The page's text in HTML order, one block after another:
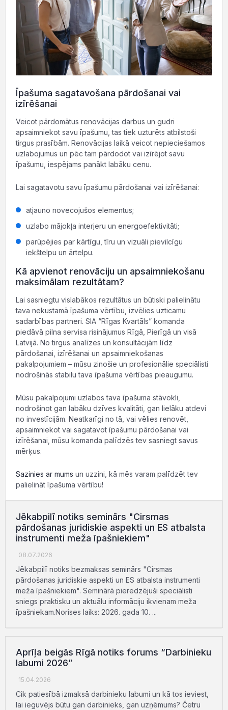
Īpašuma sagatavošana pārdošanai vai
izīrēšanai
Veicot pārdomātus renovācijas darbus un gudri
apsaimniekot savu īpašumu, tas tiek uzturēts atbilstoši
tirgus prasībām. Renovācijas laikā veicot nepieciešamos
uzlabojumus un pēc tam pārdodot vai izīrējot savu
īpašumu, iespējams panākt labāku cenu.
Lai sagatavotu savu īpašumu pārdošanai vai izīrēšanai:
atjauno novecojušos elementus;
uzlabo mājokļa interjeru un energoefektivitāti;
parūpējies par kārtīgu, tīru un vizuāli pievilcīgu
iekštelpu un ārtelpu.
Kā apvienot renovāciju un apsaimniekošanu
maksimālam rezultātam?
Lai sasniegtu vislabākos rezultātus un būtiski palielinātu
tava nekustamā īpašuma vērtību, izvēlies uzticamu
sadarbības partneri. SIA “Rīgas Kvartāls” komanda
piedāvā pilna servisa risinājumus Rīgā, Pierīgā un visā
Latvijā. No tirgus analīzes un konsultācijām līdz
pārdošanai, izīrēšanai un apsaimniekošanas
pakalpojumiem – mūsu zinošie un profesionālie speciālisti
nodrošinās stabilu tava īpašuma vērtības pieaugumu.
Mūsu pakalpojumi uzlabos tava īpašuma stāvokli,
nodrošinot gan labāku dzīves kvalitāti, gan lielāku atdevi
no investīcijām. Neatkarīgi no tā, vai vēlies renovēt,
apsaimniekot vai sagatavot īpašumu pārdošanai vai
izīrēšanai, mūsu komanda palīdzēs tev sasniegt savus
mērķus.
Sazinies ar mums un uzzini, kā mēs varam palīdzēt tev
palielināt īpašuma vērtību!
Jēkabpilī notiks seminārs "Cirsmas
pārdošanas juridiskie aspekti un ES atbalsta
instrumenti meža īpašniekiem"
08.07.2026
Jēkabpilī notiks bezmaksas seminārs "Cirsmas
pārdošanas juridiskie aspekti un ES atbalsta instrumenti
meža īpašniekiem". Seminārā pieredzējuši speciālisti
sniegs praktisku un aktuālu informāciju ikvienam meža
īpašniekam.Norises laiks: 2026. gada 10. ...
Aprīļa beigās Rīgā notiks forums “Darbinieku
labumi 2026”
15.04.2026
Cik patiesībā izmaksā darbinieku labumi un kā tos ieviest,
lai ieguvējs būtu gan darbinieks, gan uzņēmums? Četru